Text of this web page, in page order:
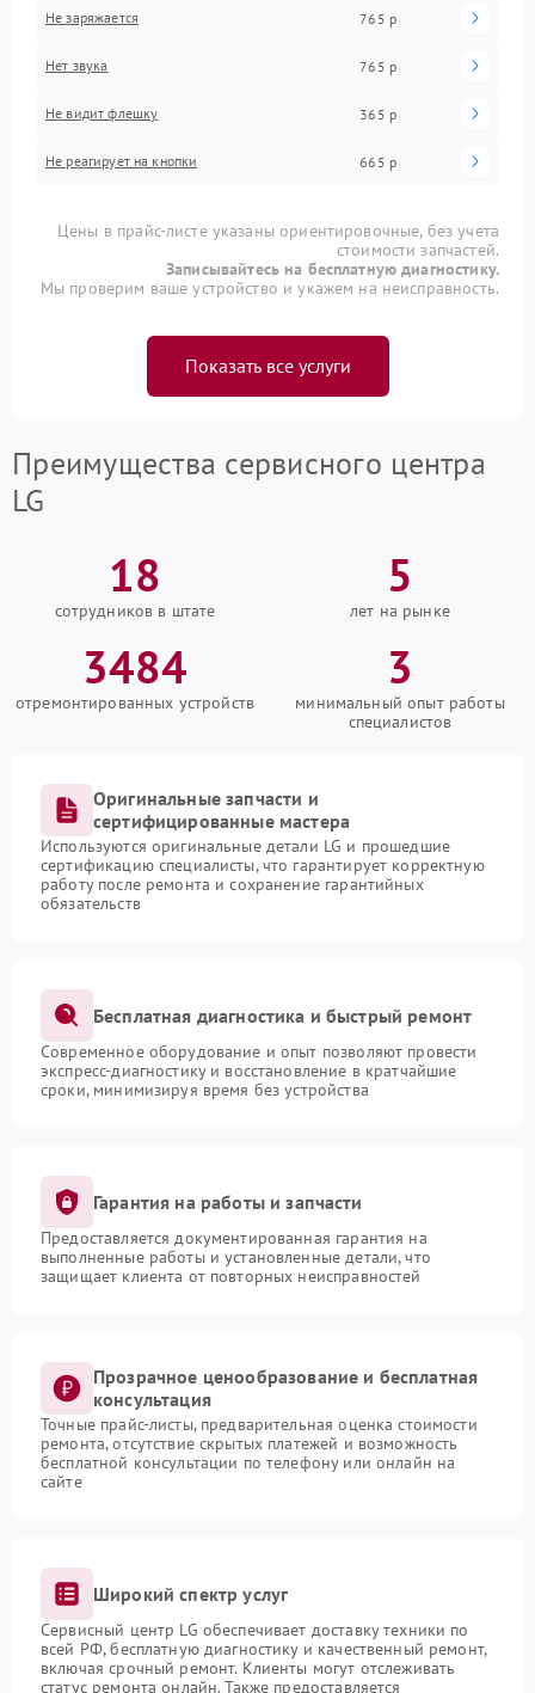
Не заряжается 765 р
Нет звука 765 р
Не видит флешку 365 р
Не реагирует на кнопки 665 р
Цены в прайс-листе указаны ориентировочные, без учета
стоимости запчастей.
Записывайтесь на бесплатную диагностику.
Мы проверим ваше устройство и укажем на неисправность.
Показать все услуги
Преимущества сервисного центра
LG
18
сотрудников в штате
5
лет на рынке
3484
отремонтированных устройств
3
минимальный опыт работы
специалистов
Оригинальные запчасти и
сертифицированные мастера
Используются оригинальные детали LG и прошедшие
сертификацию специалисты, что гарантирует корректную
работу после ремонта и сохранение гарантийных
обязательств
Бесплатная диагностика и быстрый ремонт
Современное оборудование и опыт позволяют провести
экспресс-диагностику и восстановление в кратчайшие
сроки, минимизируя время без устройства
Гарантия на работы и запчасти
Предоставляется документированная гарантия на
выполненные работы и установленные детали, что
защищает клиента от повторных неисправностей
Прозрачное ценообразование и бесплатная
консультация
Точные прайс-листы, предварительная оценка стоимости
ремонта, отсутствие скрытых платежей и возможность
бесплатной консультации по телефону или онлайн на
сайте
Широкий спектр услуг
Сервисный центр LG обеспечивает доставку техники по
всей РФ, бесплатную диагностику и качественный ремонт,
включая срочный ремонт. Клиенты могут отслеживать
статус ремонта онлайн. Также предоставляется